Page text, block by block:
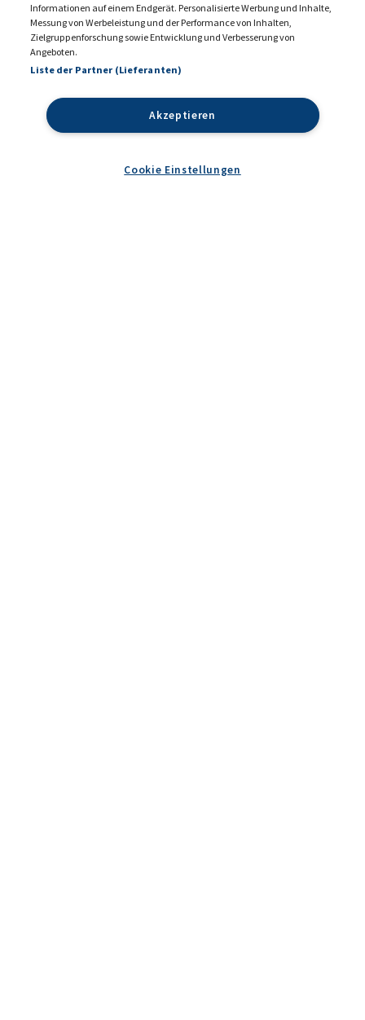
KONTAKT
MEDIADATEN 2026
DATENSCHUTZ
COOKIE EINSTELLUNGEN
Informationen auf einem Endgerät. Personalisierte Werbung und Inhalte,
Messung von Werbeleistung und der Performance von Inhalten,
Zielgruppenforschung sowie Entwicklung und Verbesserung von
Angeboten.
Liste der Partner (Lieferanten)
Akzeptieren
Cookie Einstellungen